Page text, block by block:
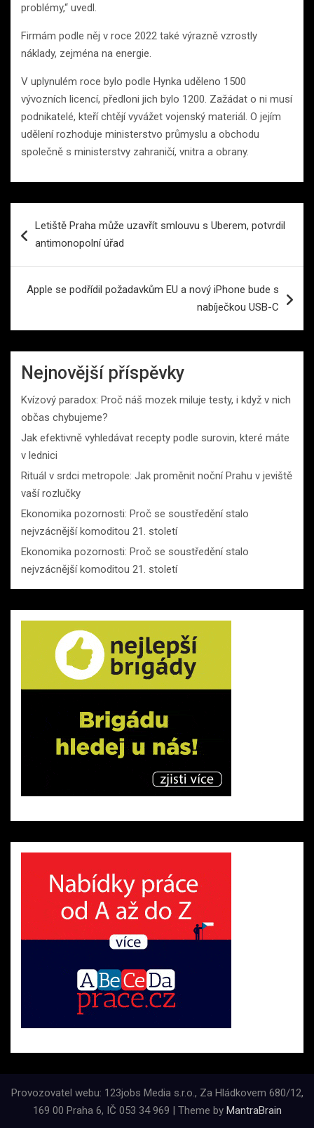
problémy,“ uvedl.
Firmám podle něj v roce 2022 také výrazně vzrostly
náklady, zejména na energie.
V uplynulém roce bylo podle Hynka uděleno 1500
vývozních licencí, předloni jich bylo 1200. Zažádat o ni musí
podnikatelé, kteří chtějí vyvážet vojenský materiál. O jejím
udělení rozhoduje ministerstvo průmyslu a obchodu
společně s ministerstvy zahraničí, vnitra a obrany.
proLetiště Praha může uzavřít smlouvu s Uberem, potvrdil
antimonopolní úřad
Apple se podřídil požadavkům EU a nový iPhone bude s
nabíječkou USB-C
Nejnovější příspěvky
Kvízový paradox: Proč náš mozek miluje testy, i když v nich
občas chybujeme?
Jak efektivně vyhledávat recepty podle surovin, které máte
v lednici
Rituál v srdci metropole: Jak proměnit noční Prahu v jeviště
vaší rozlučky
Ekonomika pozornosti: Proč se soustředění stalo
nejvzácnější komoditou 21. století
Ekonomika pozornosti: Proč se soustředění stalo
nejvzácnější komoditou 21. století
Provozovatel webu: 123jobs Media s.r.o., Za Hládkovem 680/12,
169 00 Praha 6, IČ 053 34 969 | Theme by MantraBrain